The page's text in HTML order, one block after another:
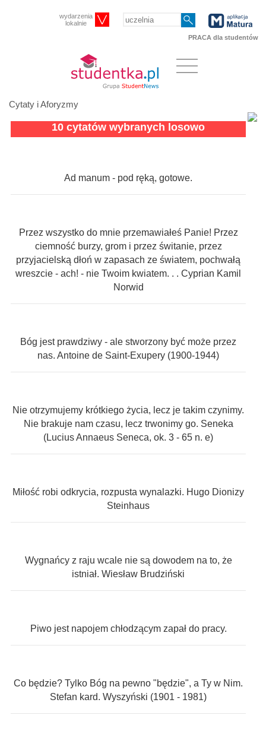
wydarzenia
lokalnie
PRACA dla studentów
Cytaty i Aforyzmy
10 cytatów wybranych losowo
Ad manum - pod ręką, gotowe.
Przez wszystko do mnie przemawiałeś Panie! Przez
ciemność burzy, grom i przez świtanie, przez
przyjacielską dłoń w zapasach ze światem, pochwałą
wreszcie - ach! - nie Twoim kwiatem. . . Cyprian Kamil
Norwid
Bóg jest prawdziwy - ale stworzony być może przez
nas. Antoine de Saint-Exupery (1900-1944)
Nie otrzymujemy krótkiego życia, lecz je takim czynimy.
Nie brakuje nam czasu, lecz trwonimy go. Seneka
(Lucius Annaeus Seneca, ok. 3 - 65 n. e)
Miłość robi odkrycia, rozpusta wynalazki. Hugo Dionizy
Steinhaus
Wygnańcy z raju wcale nie są dowodem na to, że
istniał. Wiesław Brudziński
Piwo jest napojem chłodzącym zapał do pracy.
Co będzie? Tylko Bóg na pewno "będzie", a Ty w Nim.
Stefan kard. Wyszyński (1901 - 1981)